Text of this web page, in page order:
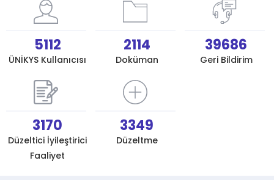
5112
ÜNİKYS Kullanıcısı
2114
Doküman
39686
Geri Bildirim
3170
Düzeltici İyileştirici
Faaliyet
3349
Düzeltme